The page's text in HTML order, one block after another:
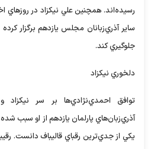
رسيده‌اند. همچنين علي نيكزاد در روزهاي
ساير آذري‌زبانان مجلس يازدهم برگزار كرده
جلوگيري كند.
دلخوري نيكزاد
توافق احمدي‌نژادي‌ها بر سر
آذري‌زبان‌هاي پارلمان يازدهم از او سبب شده
يكي از جدي‌ترين رقباي قاليباف دانست.